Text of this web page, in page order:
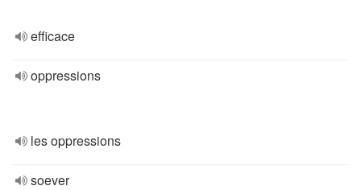
efficace
oppressions
les oppressions
soever